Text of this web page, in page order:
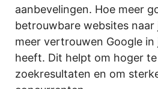
aanbevelingen. Hoe meer
betrouwbare websites naar
meer vertrouwen Google
heeft. Dit helpt om hoger
zoekresultaten en om